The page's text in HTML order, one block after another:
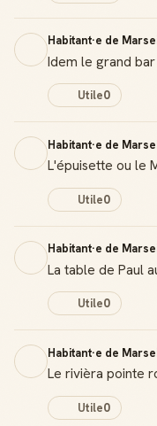
Habitant·e de
Idem le grand
Utile0
Habitant·e de
L'épuisette ou le
Utile0
Habitant·e de
La table de Paul
Utile0
Habitant·e de
Le rivièra pointe
Utile0
Ton statut
Score de
Gagne des
Deviens une
Sois notifié